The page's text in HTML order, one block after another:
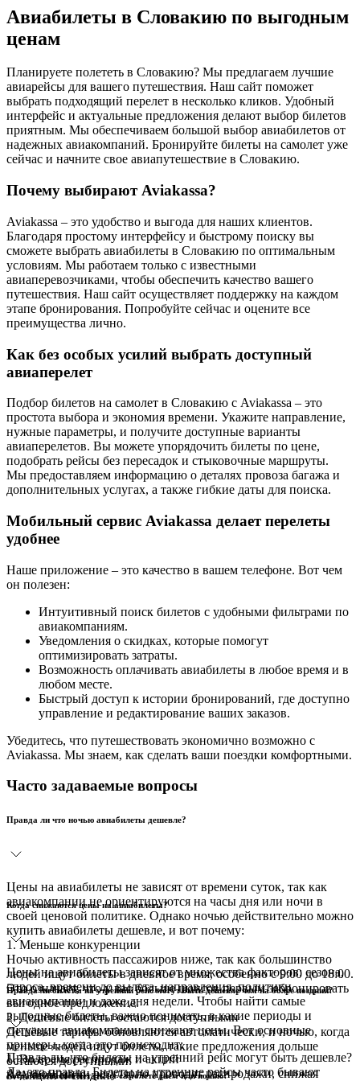
Авиабилеты в Словакию по выгодным
ценам
Планируете полететь в Словакию? Мы предлагаем лучшие
авиарейсы для вашего путешествия. Наш сайт поможет
выбрать подходящий перелет в несколько кликов. Удобный
интерфейс и актуальные предложения делают выбор билетов
приятным. Мы обеспечиваем большой выбор авиабилетов от
надежных авиакомпаний. Бронируйте билеты на самолет уже
сейчас и начните свое авиапутешествие в Словакию.
Почему выбирают Aviakassa?
Aviakassa – это удобство и выгода для наших клиентов.
Благодаря простому интерфейсу и быстрому поиску вы
сможете выбрать авиабилеты в Словакию по оптимальным
условиям. Мы работаем только с известными
авиаперевозчиками, чтобы обеспечить качество вашего
путешествия. Наш сайт осуществляет поддержку на каждом
этапе бронирования. Попробуйте сейчас и оцените все
преимущества лично.
Как без особых усилий выбрать доступный
авиаперелет
Подбор билетов на самолет в Словакию с Aviakassa – это
простота выбора и экономия времени. Укажите направление,
нужные параметры, и получите доступные варианты
авиаперелетов. Вы можете упорядочить билеты по цене,
подобрать рейсы без пересадок и стыковочные маршруты.
Мы предоставляем информацию о деталях провоза багажа и
дополнительных услугах, а также гибкие даты для поиска.
Мобильный сервис Aviakassa делает перелеты
удобнее
Наше приложение – это качество в вашем телефоне. Вот чем
он полезен:
Интуитивный поиск билетов с удобными фильтрами по
авиакомпаниям.
Уведомления о скидках, которые помогут
оптимизировать затраты.
Возможность оплачивать авиабилеты в любое время и в
любом месте.
Быстрый доступ к истории бронирований, где доступно
управление и редактирование ваших заказов.
Убедитесь, что путешествовать экономично возможно с
Aviakassa. Мы знаем, как сделать ваши поездки комфортными.
Часто задаваемые вопросы
Правда ли что ночью авиабилеты дешевле?
Цены на авиабилеты не зависят от времени суток, так как
авиакомпании не ориентируются на часы дня или ночи в
своей ценовой политике. Однако ночью действительно можно
купить авиабилеты дешевле, и вот почему:
1. Меньше конкуренции
Ночью активность пассажиров ниже, так как большинство
людей ищут билеты в дневное время, особенно с 9:00 до 18:00.
Это означает, что у вас больше шансов первым забронировать
выгодное предложение.
2. Дешёвые билеты остаются доступными
Дешёвые тарифы обновляются автоматически, и ночью, когда
меньше людей ищут билеты, такие предложения дольше
остаются доступными.
3. Акции и скидки
Когда снижаются цены на авиабилеты?
Цены на авиабилеты зависят от множества факторов: сезона,
спроса, времени до вылета, направления, политики
авиакомпании и даже дня недели. Чтобы найти самые
выгодные билеты, важно понимать, в какие периоды и
ситуации авиакомпании снижают цены. Вот основные
примеры, когда это происходит:
1. Во время распродаж и акций
Авиакомпании регулярно проводят распродажи, снижая
Правда ли билеты на утренний рейс могут быть дешевле чем на более поздний?
Правда ли, что билеты на утренний рейс могут быть дешевле?
Да, это правда. Билеты на утренние рейсы часто бывают
Когда безопаснее летать на самолете днем или ночью?